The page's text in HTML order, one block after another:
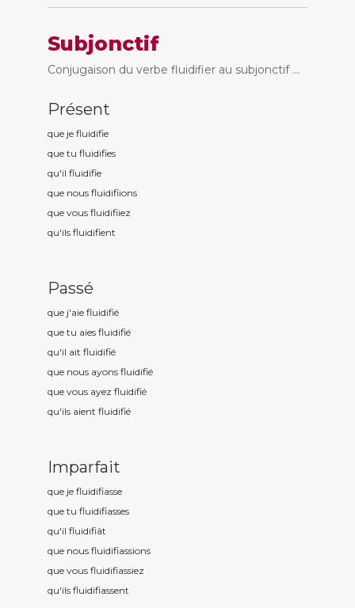
Subjonctif
Conjugaison du verbe fluidifier au subjonctif ...
Présent
que je fluidifie
que tu fluidifies
qu'il fluidifie
que nous fluidifiions
que vous fluidifiiez
qu'ils fluidifient
Passé
que j'aie fluidifié
que tu aies fluidifié
qu'il ait fluidifié
que nous ayons fluidifié
que vous ayez fluidifié
qu'ils aient fluidifié
Imparfait
que je fluidifiasse
que tu fluidifiasses
qu'il fluidifiât
que nous fluidifiassions
que vous fluidifiassiez
qu'ils fluidifiassent